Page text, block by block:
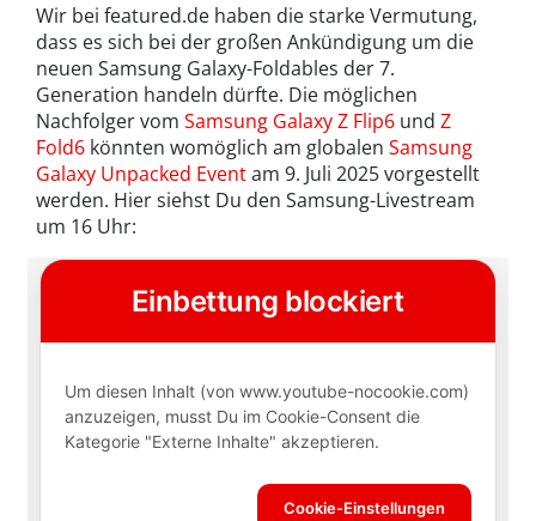
Wir bei featured.de haben die starke Vermutung,
dass es sich bei der großen Ankündigung um die
neuen Samsung Galaxy-Foldables der 7.
Generation handeln dürfte. Die möglichen
Nachfolger vom Samsung Galaxy Z Flip6 und Z
Fold6 könnten womöglich am globalen Samsung
Galaxy Unpacked Eventam 9. Juli 2025 vorgestellt
werden. Hier siehst Du den Samsung-Livestream
um 16 Uhr: